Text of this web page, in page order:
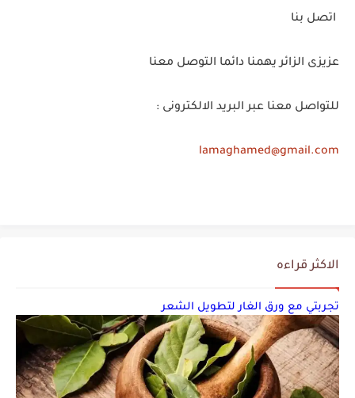
اتصل بنا
عزيزى الزائر يهمنا دائما التوصل معنا
للتواصل معنا عبر البريد الالكترونى :
lamaghamed@gmail.com
الاكثر قراءه
تجربتي مع ورق الغار لتطويل الشعر